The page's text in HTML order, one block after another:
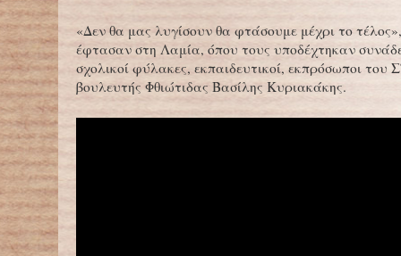
«Δεν θα μας λυγίσουν θα φτάσουμε μέχρι το
έφτασαν στη Λαμία, όπου τους υποδέχτηκαν
σχολικοί φύλακες, εκπαιδευτικοί, εκπρόσωποι του
βουλευτής Φθιώτιδας Βασίλης Κυριακάκης.